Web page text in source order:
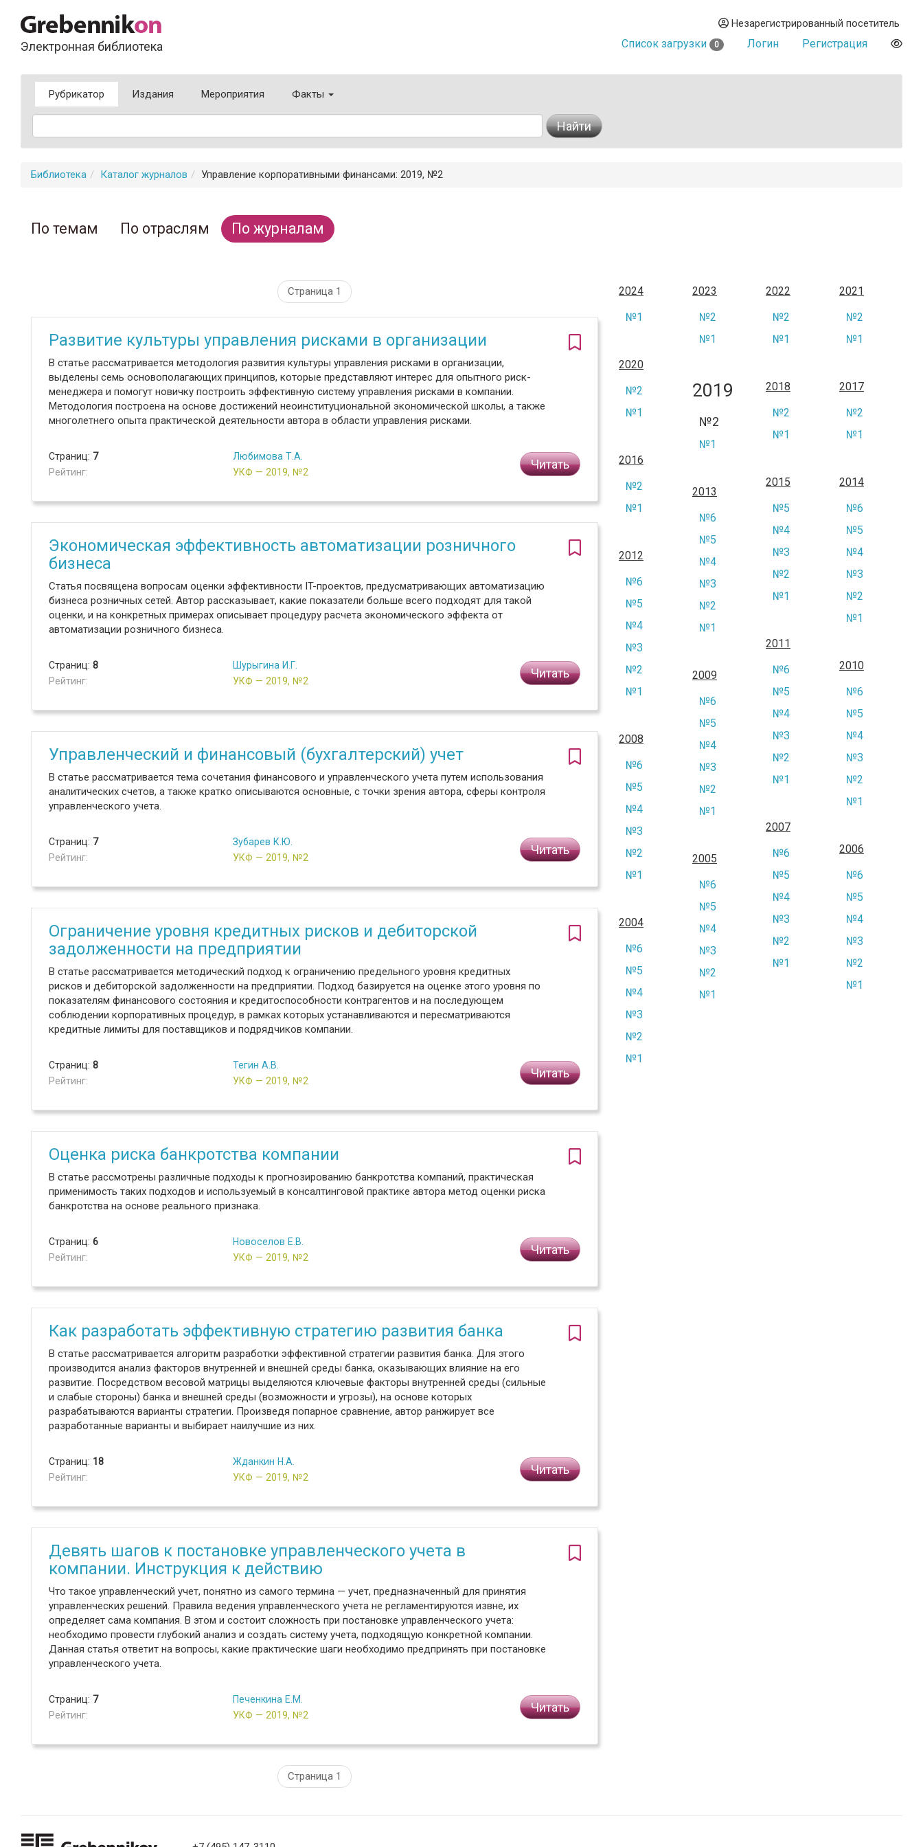
Электронная библиотека
Незарегистрированный посетитель
Список загрузки 0 Логин Регистрация
Рубрикатор Издания Мероприятия Факты
Найти
Библиотека Каталог журналов Управление корпоративными финансами: 2019, №2
По темам По отраслям По журналам
Страница 1
Развитие культуры управления рисками в организации
В статье рассматривается методология развития культуры управления рисками в организации,
выделены семь основополагающих принципов, которые представляют интерес для опытного риск-
менеджера и помогут новичку построить эффективную систему управления рисками в компании.
Методология построена на основе достижений неоинституциональной экономической школы, а также
многолетнего опыта практической деятельности автора в области управления рисками.
Страниц: 7
Рейтинг:
Любимова Т.А.
УКФ — 2019, №2
Читать
Экономическая эффективность автоматизации розничного
бизнеса
Статья посвящена вопросам оценки эффективности IT-проектов, предусматривающих автоматизацию
бизнеса розничных сетей. Автор рассказывает, какие показатели больше всего подходят для такой
оценки, и на конкретных примерах описывает процедуру расчета экономического эффекта от
автоматизации розничного бизнеса.
Страниц: 8
Рейтинг:
Шурыгина И.Г.
УКФ — 2019, №2
Читать
Управленческий и финансовый (бухгалтерский) учет
В статье рассматривается тема сочетания финансового и управленческого учета путем использования
аналитических счетов, а также кратко описываются основные, с точки зрения автора, сферы контроля
управленческого учета.
Страниц: 7
Рейтинг:
Зубарев К.Ю.
УКФ — 2019, №2
Читать
Ограничение уровня кредитных рисков и дебиторской
задолженности на предприятии
В статье рассматривается методический подход к ограничению предельного уровня кредитных
рисков и дебиторской задолженности на предприятии. Подход базируется на оценке этого уровня по
показателям финансового состояния и кредитоспособности контрагентов и на последующем
соблюдении корпоративных процедур, в рамках которых устанавливаются и пересматриваются
кредитные лимиты для поставщиков и подрядчиков компании.
Страниц: 8
Рейтинг:
Тегин А.В.
УКФ — 2019, №2
Читать
Оценка риска банкротства компании
В статье рассмотрены различные подходы к прогнозированию банкротства компаний, практическая
применимость таких подходов и используемый в консалтинговой практике автора метод оценки риска
банкротства на основе реального признака.
Страниц: 6
Рейтинг:
Новоселов Е.В.
УКФ — 2019, №2
Читать
Как разработать эффективную стратегию развития банка
В статье рассматривается алгоритм разработки эффективной стратегии развития банка. Для этого
производится анализ факторов внутренней и внешней среды банка, оказывающих влияние на его
развитие. Посредством весовой матрицы выделяются ключевые факторы внутренней среды (сильные
и слабые стороны) банка и внешней среды (возможности и угрозы), на основе которых
разрабатываются варианты стратегии. Произведя попарное сравнение, автор ранжирует все
разработанные варианты и выбирает наилучшие из них.
Страниц: 18
Рейтинг:
Жданкин Н.А.
УКФ — 2019, №2
Читать
Девять шагов к постановке управленческого учета в
компании. Инструкция к действию
Что такое управленческий учет, понятно из самого термина — учет, предназначенный для принятия
управленческих решений. Правила ведения управленческого учета не регламентируются извне, их
определяет сама компания. В этом и состоит сложность при постановке управленческого учета:
необходимо провести глубокий анализ и создать систему учета, подходящую конкретной компании.
Данная статья ответит на вопросы, какие практические шаги необходимо предпринять при постановке
управленческого учета.
Страниц: 7
Рейтинг:
Печенкина Е.М.
УКФ — 2019, №2
Читать
Страница 1
2024
№1
2023
№2
№1
2022
№2
№1
2021
№2
№1
2020
№2
№1
2019
№2
№1
2018
№2
№1
2017
№2
№1
2016
№2
№1
2015
№5
№4
№3
№2
№1
2014
№6
№5
№4
№3
№2
№1
2013
№6
№5
№4
№3
№2
№1
2012
№6
№5
№4
№3
№2
№1
2011
№6
№5
№4
№3
№2
№1
2010
№6
№5
№4
№3
№2
№1
2009
№6
№5
№4
№3
№2
№1
2008
№6
№5
№4
№3
№2
№1
2007
№6
№5
№4
№3
№2
№1
2006
№6
№5
№4
№3
№2
№1
2005
№6
№5
№4
№3
№2
№1
2004
№6
№5
№4
№3
№2
№1